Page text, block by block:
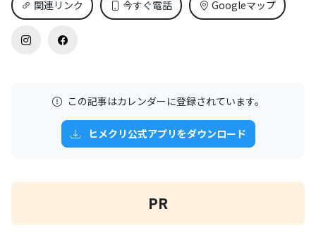
関連リンク 今すぐ電話 Googleマップ
この記事はカレンダーに登録されています。
ヒメクリ公式アプリをダウンロード
PR